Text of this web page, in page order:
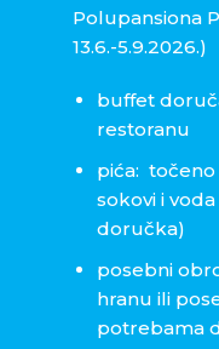
Polupansiona
13.6.-5.9.2026.)
buffet
restoranu
pića: točeno
sokovi i
doručka)
posebni
hranu ili
potrebama